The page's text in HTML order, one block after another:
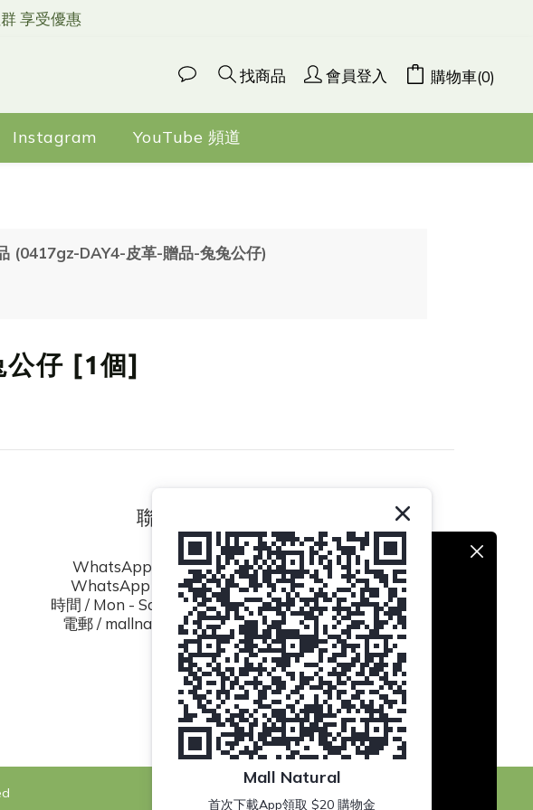
享受優惠
找商品 會員登入 購物車(0)
Instagram YouTube 頻道
(0417gz-DAY4-皮革-贈品-兔兔公仔)
公仔 [1個]
聯絡我們
WhatsApp / (852) 8493 0839
WhatsApp / (852) 8494 5423
時間 / Mon - Sat 10:30am to 6:30pm
電郵 / mallnatural.hk@gmail.com
Mall Natural
首次下載App領取 $20 購物金